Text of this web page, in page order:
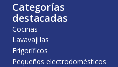
a
:
2
,
7
,
0
Categorías
destacadas
Cocinas
Lavavajillas
Frigoríficos
Pequeños electrodomésticos